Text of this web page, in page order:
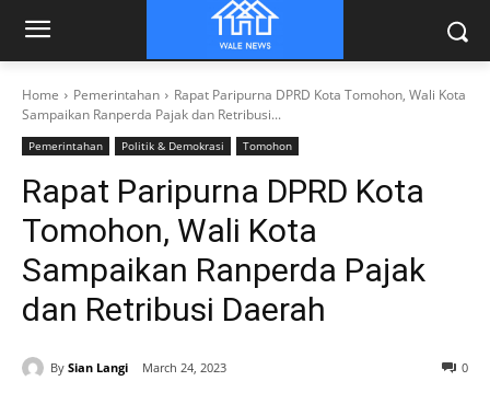
Home Pemerintahan
Rapat Paripurna DPRD Kota Tomohon, Wali Kota
Sampaikan Ranperda Pajak dan Retribusi...
Pemerintahan Politik & Demokrasi Tomohon
Rapat Paripurna DPRD Kota
Tomohon, Wali Kota
Sampaikan Ranperda Pajak
dan Retribusi Daerah
By Sian Langi March 24, 2023 0